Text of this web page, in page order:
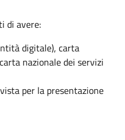
di avere:
digitale), carta
nazionale dei servizi
per la presentazione